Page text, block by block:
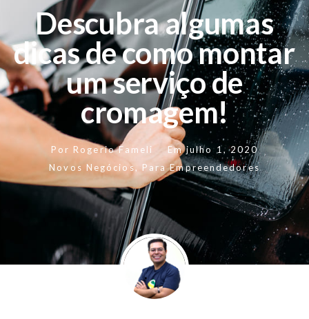
Descubra algumas
dicas de como montar
um serviço de
cromagem!
Por Rogerio Fameli Em julho 1, 2020
Novos Negócios,Para Empreendedores